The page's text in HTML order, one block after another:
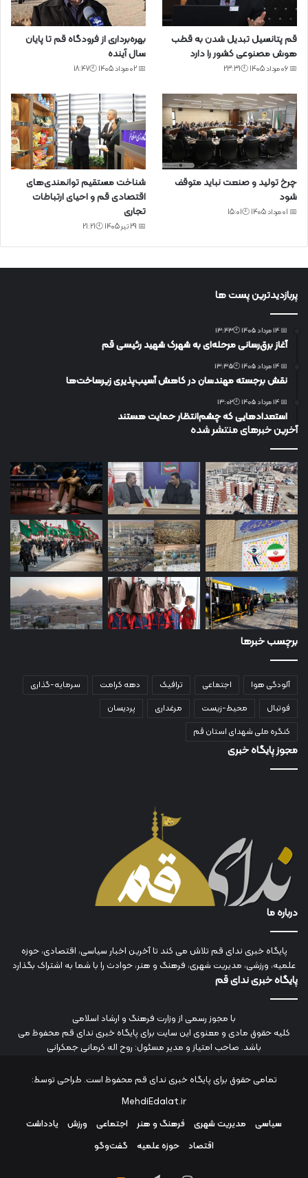
قم پتانسیل تبدیل شدن به قطب
هوش مصنوعی کشور را دارد
📅 06 مرداد 1405 🕙23:31
بهره‌برداری از فرودگاه قم تا پایان
سال آینده
📅 02 مرداد 1405 🕙18:47
چرخ تولید و صنعت نباید متوقف
شود
📅 01 مرداد 1405 🕙15:01
شناخت مستقیم توانمندی‌های
اقتصادی قم و احیای ارتباطات
تجاری
📅 29 تیر 1405 🕙21:21
پربازدیدترین پست ها
📅 14 مرداد 1405 🕙13:43
آغاز برق‌رسانی مرحله‌ای به شهرک شهید رئیسی قم
📅 14 مرداد 1405 🕙13:35
نقش برجسته مهندسان در کاهش آسیب‌پذیری زیرساخت‌ها
📅 14 مرداد 1405 🕙13:02
استعدادهایی که چشم‌انتظار حمایت هستند
آخرین خبرهای منتشر شده
برچسب خبرها
آلودگی هوا اجتماعی ترافیک دهه کرامت
سرمایه-گذاری
فوتبال
محیط-زیست مرغداری
پردیسان
کنگره ملی شهدای استان قم
مجوز پایگاه خبری
درباره ما
پایگاه خبری ندای قم تلاش می کند تا آخرین اخبار سیاسی، اقتصادی، حوزه
علمیه، ورزشی، مدیریت شهری، فرهنگ و هنر، حوادث را با شما به اشتراک بگذارد
پایگاه خبری ندای قم
با مجوز رسمی از وزارت فرهنگ و ارشاد اسلامی
کلیه حقوق مادی و معنوی این سایت برای پایگاه خبری ندای قم محفوظ می
باشد. صاحب امتیاز و مدیر مسئول: روح اله کرمانی جمکرانی
تمامی حقوق برای پایگاه خبری ندای قم محفوظ است. طراحی توسط:
MehdiEdalat.ir
سیاسی
مدیریت شهری فرهنگ و هنر اجتماعی ورزش
یادداشت
اقتصاد
حوزه علمیه گفت‌وگو